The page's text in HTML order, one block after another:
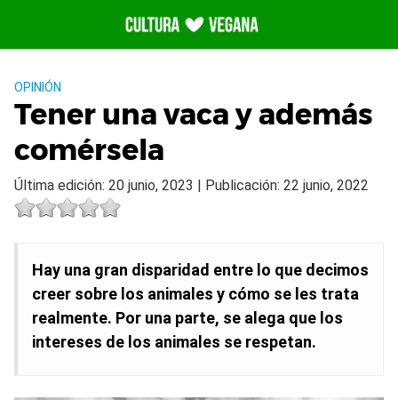
contenido
OPINIÓN
Tener una vaca y además
comérsela
Última edición: 20 junio, 2023 | Publicación: 22 junio, 2022
Hay una gran disparidad entre lo que decimos
creer sobre los animales y cómo se les trata
realmente. Por una parte, se alega que los
intereses de los animales se respetan.